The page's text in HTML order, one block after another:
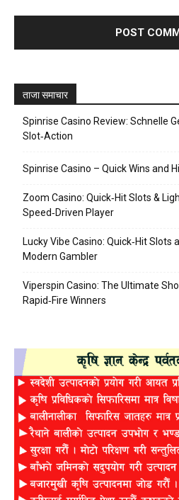
ताजा समाचार
Spinrise Casino Review: Schnelle
Slot‑Action
Spinrise Casino – Quick Wins and
Zoom Casino: Quick‑Hit Slots &
Speed‑Driven Player
Lucky Vibe Casino: Quick‑Hit Slots
Modern Gambler
Viperspin Casino: The Ultimate
Rapid‑Fire Winners